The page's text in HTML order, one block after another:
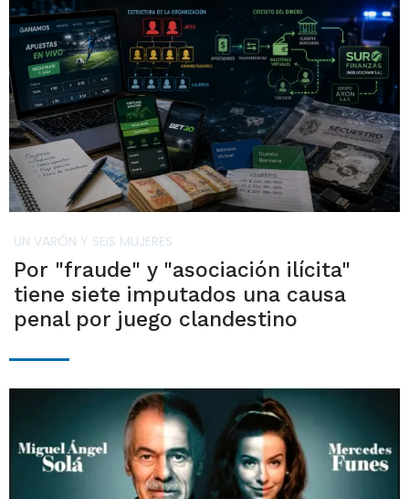
UN VARÓN Y SEIS MUJERES
Por "fraude" y "asociación ilícita"
tiene siete imputados una causa
penal por juego clandestino